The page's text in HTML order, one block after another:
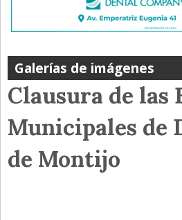
Galerías de imágenes
Clausura de las
Municipales de
de Montijo